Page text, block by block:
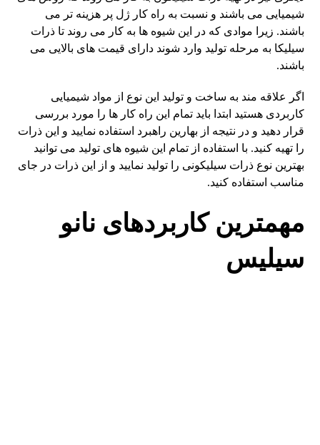
شیمیایی می باشند و نسبت به راه کار ژل پر هزینه تر می
باشند. زیرا موادی که در این شیوه ها به کار می روند تا ذرات
سیلیکا به مرحله تولید وارد شوند دارای قیمت های بالایی می
باشند.
اگر علاقه مند به ساخت و تولید این نوع از مواد شیمیایی
کاربردی هستید ابتدا باید تمام این راه کار ها را مورد بررسی
قرار دهید و در نتیجه از بهارین راهبرد استفاده نمایید و این ذرات
را تهیه کنید. با استفاده از تمام این شیوه های تولید می توانید
بهترین نوع ذرات سیلیکونی را تولید نمایید و از این ذرات در جای
مناسب استفاده کنید.
مهمترین کاربردهای نانو
سیلیس